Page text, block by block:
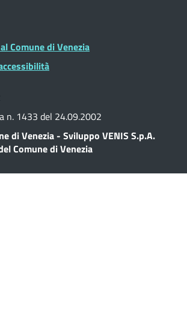
Comune di Venezia
n. 1433 del 24.09.2002
di Venezia - Sviluppo VENIS S.p.A.
Comune di Venezia